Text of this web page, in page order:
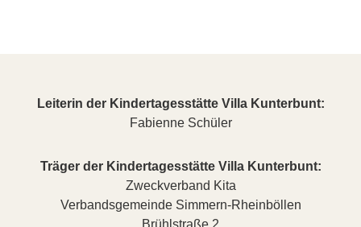
Leiterin der Kindertagesstätte Villa Kunterbunt:
Fabienne Schüler
Träger der Kindertagesstätte Villa Kunterbunt:
Zweckverband Kita
Verbandsgemeinde Simmern-Rheinböllen
Brühlstraße 2